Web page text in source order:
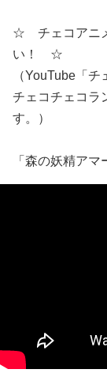
☆ チェコアニメ
い！ ☆
（YouTube「
チェコチェコラ
す。）
「森の妖精アマ